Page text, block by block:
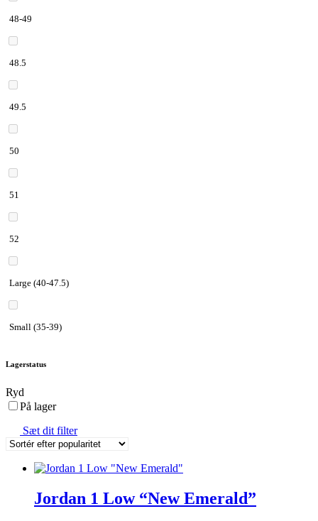
48-49
48.5
49.5
50
51
52
Large (40-47.5)
Small (35-39)
Lagerstatus
Ryd
På lager
Sæt dit filter
Jordan 1 Low “New Emerald”